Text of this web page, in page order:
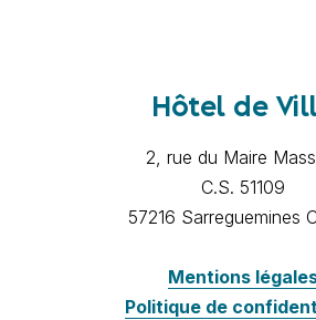
Hôtel de
2, rue du Maire
C.S. 51109
57216 Sarreguemines
Mentions
Politique de